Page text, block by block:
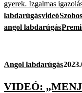
gyerek. Izgalmas
labdarúgásvideó
angol labdarúgás
Angol labdarúgás
VIDEÓ: